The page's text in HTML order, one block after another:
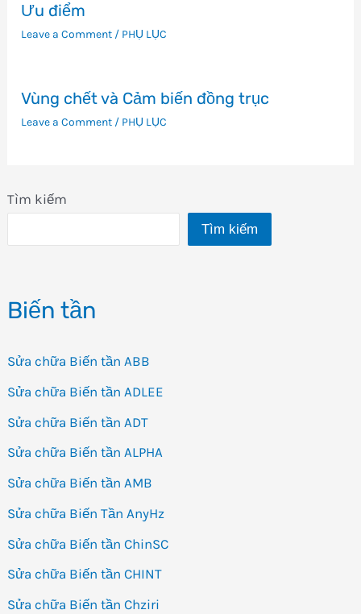
Tìm kiếm
Tìm kiếm
Biến tần
Sửa chữa Biến tần ABB
Sửa chữa Biến tần ADLEE
Sửa chữa Biến tần ADT
Sửa chữa Biến tần ALPHA
Sửa chữa Biến tần AMB
Sửa chữa Biến Tần AnyHz
Sửa chữa Biến tần ChinSC
Sửa chữa Biến tần CHINT
Sửa chữa Biến tần Chziri
Ưu điểm
Leave a Comment / PHỤ LỤC
Vùng chết và Cảm biến đồng trục
Leave a Comment / PHỤ LỤC